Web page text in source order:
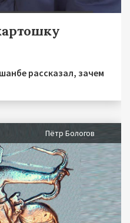
рассказал, зачем
Пётр Бологов